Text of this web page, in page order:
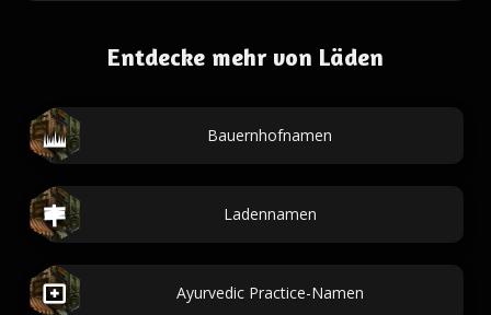
Entdecke mehr von Läden
Bauernhofnamen
Ladennamen
Ayurvedic Practice-Namen